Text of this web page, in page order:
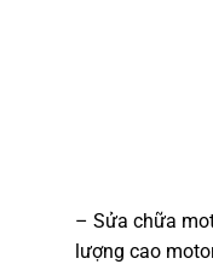
– Sửa chữa
lượng cao